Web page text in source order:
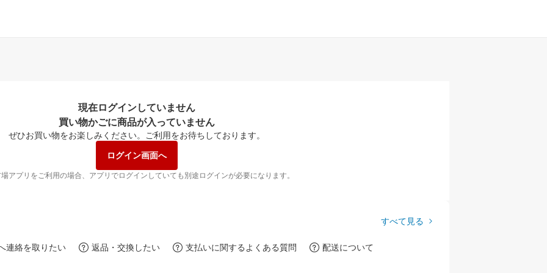
現在ログインしていません
買い物かごに商品が入っていません
ぜひお買い物をお楽しみください。 ご利用をお待ちしております。
ログイン画面へ
アプリをご利用の場合、アプリでログインしていても別途ログインが必要になります。
すべて見る
連絡を取りたい 返品・交換したい 支払いに関するよくある質問 配送について